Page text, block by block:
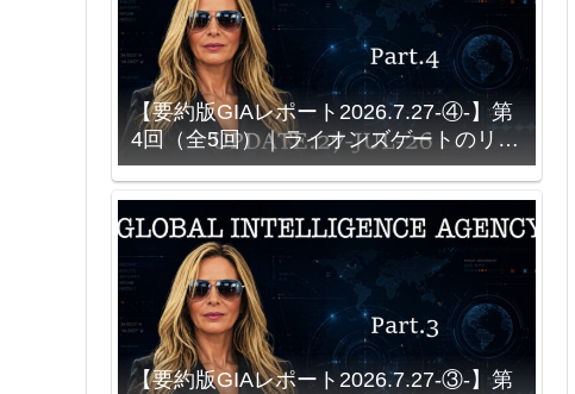
【要約版GIAレポート2026.7.27-④-】第
4回（全5回）｜ライオンズゲートのリセ
ット計画とニュー・アース・カウンシル
【要約版GIAレポート2026.7.27-③-】第